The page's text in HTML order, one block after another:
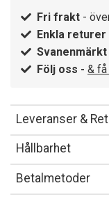
Fri frakt -
Enkla returer
Följ oss - &
Leveranser &
Hållbarhet
Betalmetoder